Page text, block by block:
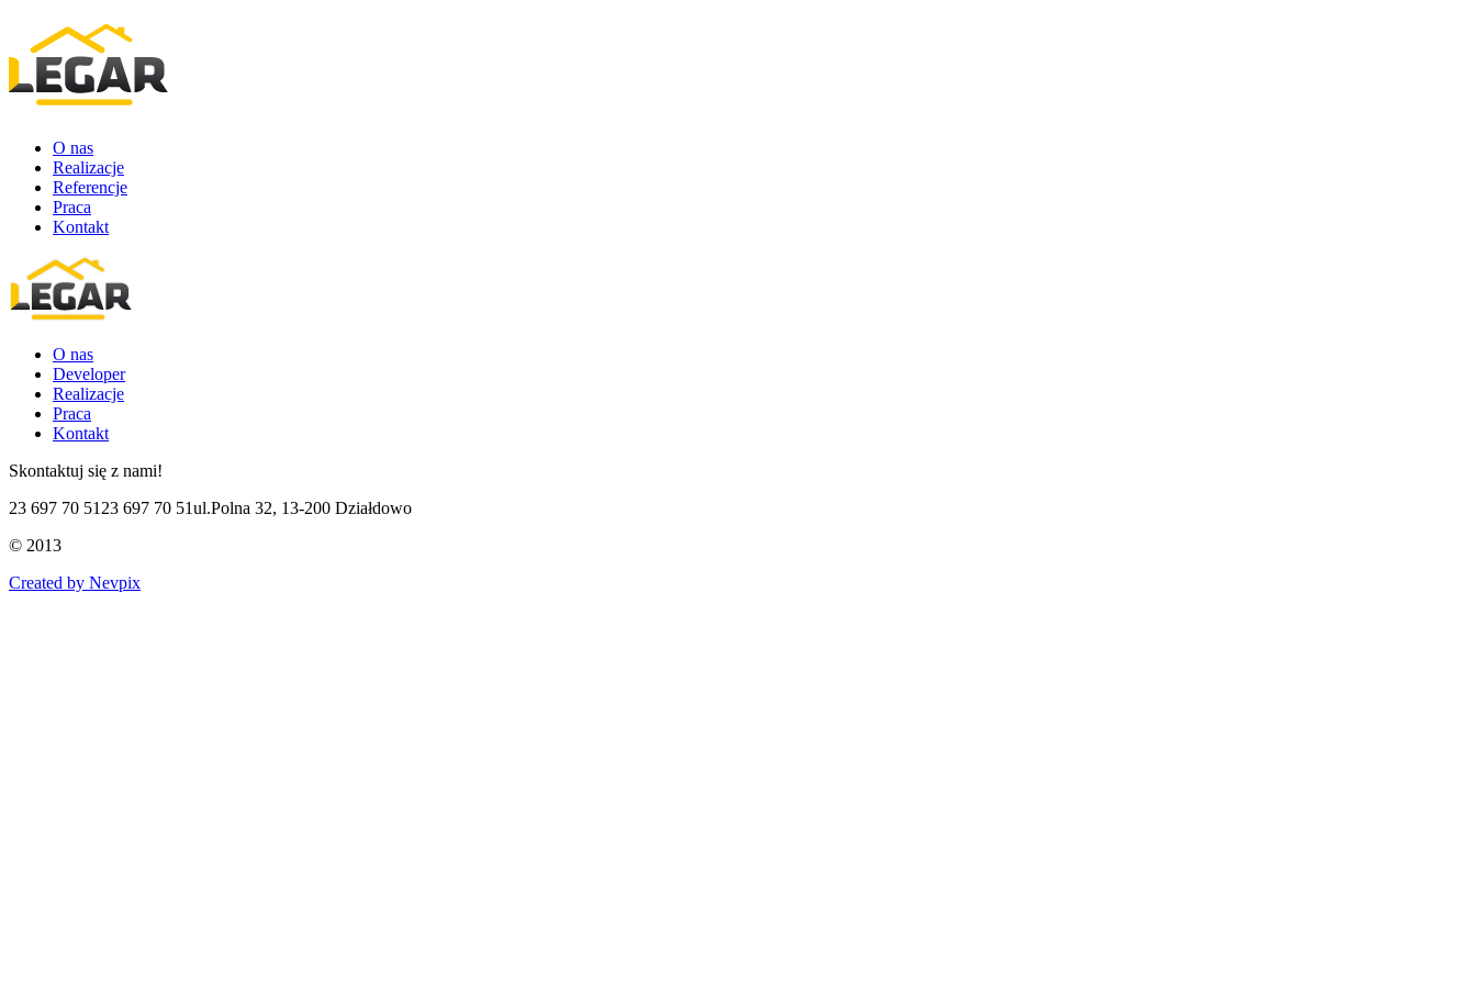
O nas
Realizacje
Referencje
Praca
Kontakt
O nas
Developer
Realizacje
Praca
Kontakt
Skontaktuj się z nami!
23 697 70 51 23 697 70 51ul.Polna 32, 13-200 Działdowo
© 2013
Created by Nevpix